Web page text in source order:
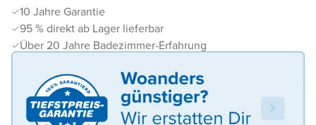
10 Jahre Garantie
95 % direkt ab Lager lieferbar
Über 20 Jahre Badezimmer-Erfahrung